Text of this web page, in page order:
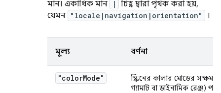
মান। একাধিক মান
|
চিহ্ন দ্বারা পৃথক করা হয়,
যেমন "locale|navigation|orientation" ।
মূল্য বর্ণনা
"colorMode"
স্ক্রিনের কালার মোডের
গ্যামাট বা ডাইনামিক রেঞ্জ)